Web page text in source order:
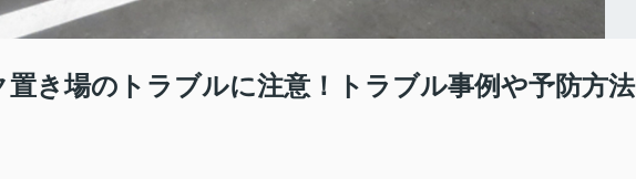
き場のトラブルに注意！トラブル事例や予防方法